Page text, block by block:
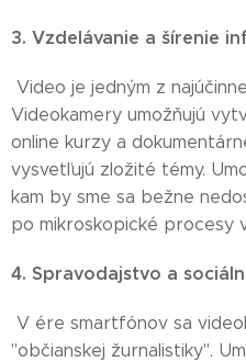
3. Vzdelávanie a šírenie
Video je jedným z
Videokamery umožňujú
online kurzy a
vysvetľujú zložité témy.
kam by sme sa bežne
po mikroskopické procesy
4. Spravodajstvo a
V ére smartfónov sa
"občianskej žurnalistiky".